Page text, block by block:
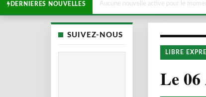
DERNIERES NOUVELLES Aucune nouvelle active pour le
SUIVEZ-NOUS
LIBRE
Le 06